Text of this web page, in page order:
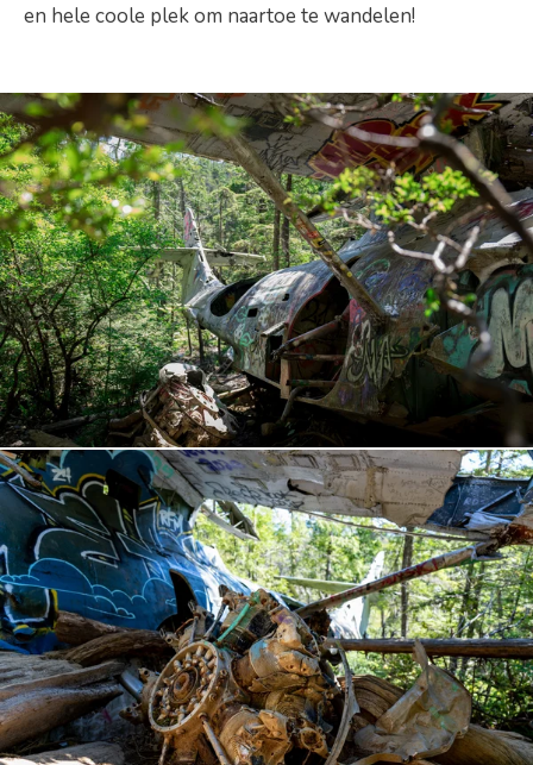
en hele coole plek om naartoe te wandelen!